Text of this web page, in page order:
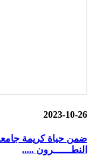
2023-10-26
ضمن حياة كريمة
النطــــــرون .....